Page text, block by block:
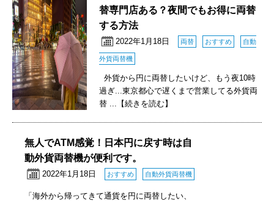
替専門店ある？夜間でもお得に両替
する方法
2022年1月18日 両替 おすすめ 自動
外貨両替機
外貨から円に両替したいけど、もう夜10時
過ぎ...東京都心で遅くまで営業してる外貨両
替 ...【続きを読む】
無人でATM感覚！日本円に戻す時は自
動外貨両替機が便利です。
2022年1月18日 おすすめ 自動外貨両替機
「海外から帰ってきて通貨を円に両替したい、